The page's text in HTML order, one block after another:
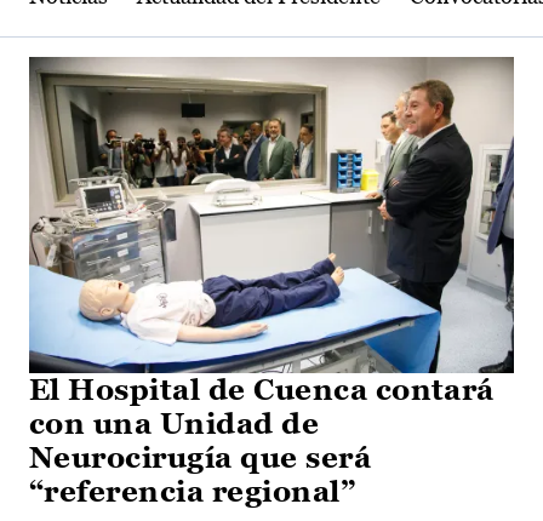
El Hospital de Cuenca contará
con una Unidad de
Neurocirugía que será
“referencia regional”